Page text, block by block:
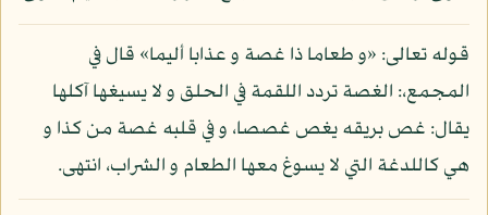
قوله تعالى: «و طعاما ذا غصة و عذابا أليما» قال في
المجمع،: الغصة تردد اللقمة في الحلق و لا يسيغها آكلها
يقال: غص بريقه يغص غصصا، و في قلبه غصة من كذا و
هي كاللدغة التي لا يسوغ معها الطعام و الشراب، انتهى.